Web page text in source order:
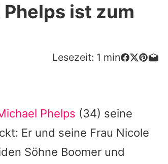
ist zum
Lesezeit: 1 min
Phelps (34) seine
Er und seine Frau Nicole
Söhne Boomer und